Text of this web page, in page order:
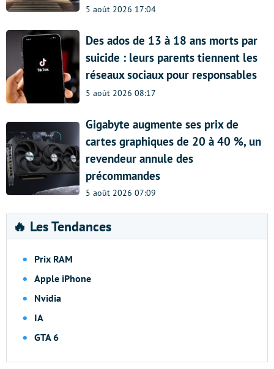
5 août 2026 17:04
Des ados de 13 à 18 ans morts par
suicide : leurs parents tiennent les
réseaux sociaux pour responsables
5 août 2026 08:17
Gigabyte augmente ses prix de
cartes graphiques de 20 à 40 %, un
revendeur annule des
précommandes
5 août 2026 07:09
🔥 Les Tendances
Prix RAM
Apple iPhone
Nvidia
IA
GTA 6